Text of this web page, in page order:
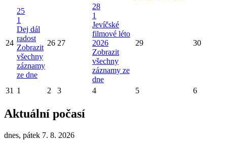
24
25
1
Dej dál
radost
Zobrazit
všechny
záznamy
ze dne
26 27
28
1
Jevíčské
filmové léto
2026
Zobrazit
všechny
záznamy ze
dne
29 30
31 1 2 3 4 5 6
Aktuální počasí
dnes, pátek 7. 8. 2026